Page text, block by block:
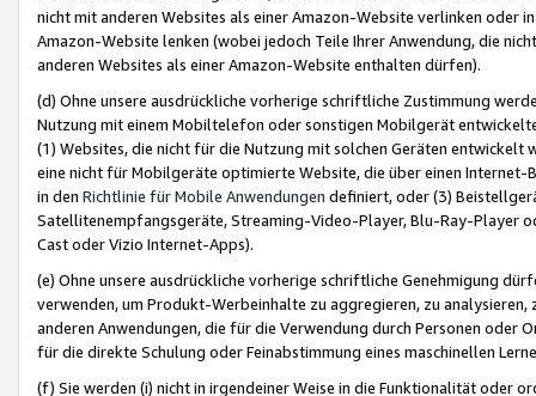
nicht mit anderen Websites als einer Amazon-Website verlinken oder
Amazon-Website lenken (wobei jedoch Teile Ihrer Anwendung, die
anderen Websites als einer Amazon-Website enthalten dürfen).
(d) Ohne unsere ausdrückliche vorherige schriftliche Zustimmung
Nutzung mit einem Mobiltelefon oder sonstigen Mobilgerät
(1) Websites, die nicht für die Nutzung mit solchen Geräten
eine nicht für Mobilgeräte optimierte Website, die über einen
in den Richtlinie für Mobile Anwendungen definiert, oder (3)
Satellitenempfangsgeräte, Streaming-Video-Player, Blu-Ray-Player
Cast oder Vizio Internet-Apps).
(e) Ohne unsere ausdrückliche vorherige schriftliche Genehmigung
verwenden, um Produkt-Werbeinhalte zu aggregieren, zu
anderen Anwendungen, die für die Verwendung durch Personen
für die direkte Schulung oder Feinabstimmung eines maschinellen
(f) Sie werden (i) nicht in irgendeiner Weise in die Funktionalität oder